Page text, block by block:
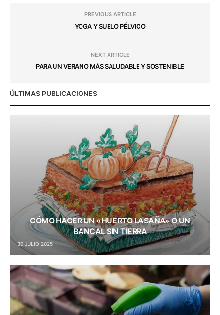
PREVIOUS ARTICLE
YOGA Y SUELO PÉLVICO
NEXT ARTICLE
PARA UN VERANO MÁS SALUDABLE Y SOSTENIBLE
ÚLTIMAS PUBLICACIONES
CÓMO HACER UN «HUERTO LASAÑA» O UN
BANCAL SIN TIERRA
30 JULIO 2025